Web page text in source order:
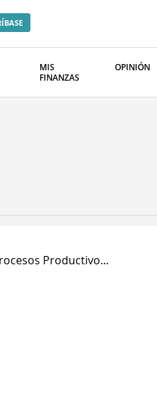
MIS
FINANZAS
OPINIÓN
Productivo...